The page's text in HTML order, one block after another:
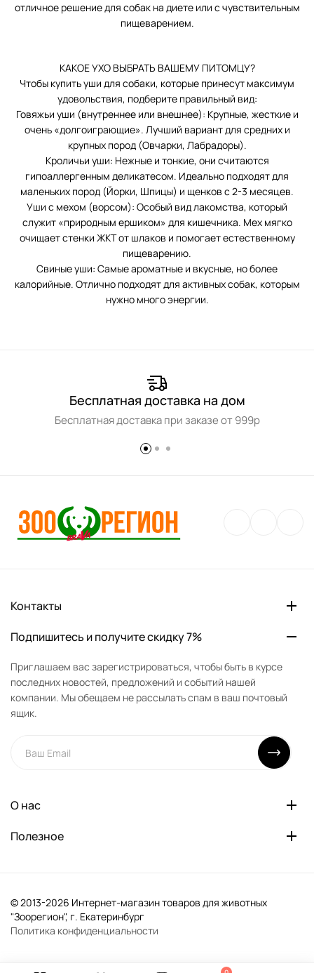
отличное решение для собак на диете или с чувствительным
пищеварением.
КАКОЕ УХО ВЫБРАТЬ ВАШЕМУ ПИТОМЦУ?
Чтобы купить уши для собаки, которые принесут максимум
удовольствия, подберите правильный вид:
Говяжьи уши (внутреннее или внешнее): Крупные, жесткие и
очень «долгоиграющие». Лучший вариант для средних и
крупных пород (Овчарки, Лабрадоры).
Кроличьи уши: Нежные и тонкие, они считаются
гипоаллергенным деликатесом. Идеально подходят для
маленьких пород (Йорки, Шпицы) и щенков с 2-3 месяцев.
Уши с мехом (ворсом): Особый вид лакомства, который
служит «природным ершиком» для кишечника. Мех мягко
очищает стенки ЖКТ от шлаков и помогает естественному
пищеварению.
Свиные уши: Самые ароматные и вкусные, но более
калорийные. Отлично подходят для активных собак, которым
нужно много энергии.
Бесплатная доставка на дом
Бесплатная доставка при заказе от 999р
Контакты
Подпишитесь и получите скидку 7%
Приглашаем вас зарегистрироваться, чтобы быть в курсе
последних новостей, предложений и событий нашей
компании. Мы обещаем не рассылать спам в ваш почтовый
ящик.
О нас
Полезное
© 2013-2026 Интернет-магазин товаров для животных
"Зоорегион", г. Екатеринбург
Политика конфиденциальности